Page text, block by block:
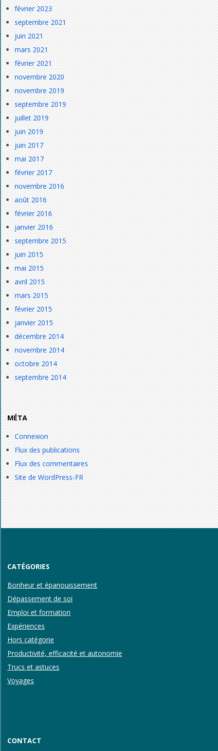
février 2023
septembre 2021
juin 2021
mars 2021
février 2021
novembre 2020
novembre 2019
septembre 2019
juillet 2019
juin 2019
juin 2017
mai 2017
février 2017
novembre 2016
août 2016
février 2016
janvier 2016
septembre 2015
juin 2015
mai 2015
avril 2015
mars 2015
février 2015
janvier 2015
décembre 2014
novembre 2014
octobre 2014
septembre 2014
MÉTA
Connexion
Flux des publications
Flux des commentaires
Site de WordPress-FR
CATÉGORIES
Bonheur et épanouissement
Dépassement de soi
Emploi et formation
Expériences
Hors catégorie
Productivité, efficacité et autonomie
Trucs et astuces
Voyages
CONTACT